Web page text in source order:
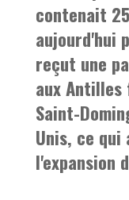
contenait
aujourd'hui
reçut une
aux Antilles
Saint-
Unis, ce
l'expansion